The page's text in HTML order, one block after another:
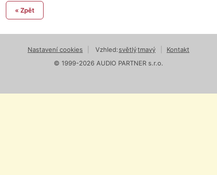
« Zpět
Nastavení cookies Vzhled:světlýtmavý
Kontakt
© 1999-2026 AUDIO PARTNER s.r.o.